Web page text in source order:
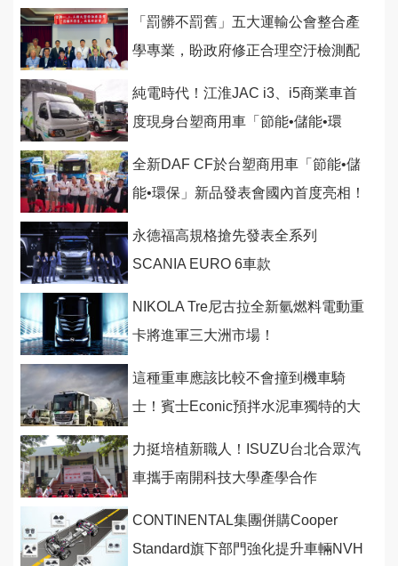
「罰髒不罰舊」五大運輸公會整合產
學專業，盼政府修正合理空汙檢測配
純電時代！江淮JAC i3、i5商業車首
度現身台塑商用車「節能•儲能•環
全新DAF CF於台塑商用車「節能•儲
能•環保」新品發表會國內首度亮相！
永德福高規格搶先發表全系列
SCANIA EURO 6車款
NIKOLA Tre尼古拉全新氫燃料電動重
卡將進軍三大洲市場！
這種重車應該比較不會撞到機車騎
士！賓士Econic預拌水泥車獨特的大
力挺培植新職人！ISUZU台北合眾汽
車攜手南開科技大學產學合作
CONTINENTAL集團併購Cooper
Standard旗下部門強化提升車輛NVH